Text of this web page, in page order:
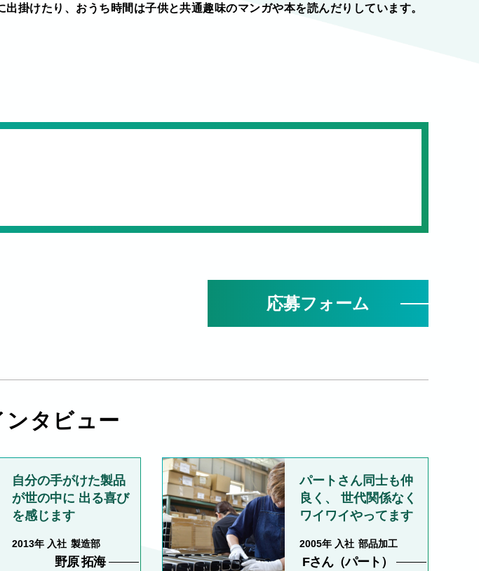
掛けたり、おうち時間は子供と共通趣味のマンガや本を読んだりしています。
応募フォーム
ンタビュー
自分の手がけた製品
が世の中に 出る喜び
を感じます
2013 製造部
野原 拓海
パートさん同士も仲
良く、 世代関係なく
ワイワイやってます
2005 部品加工
Fさん（パート）